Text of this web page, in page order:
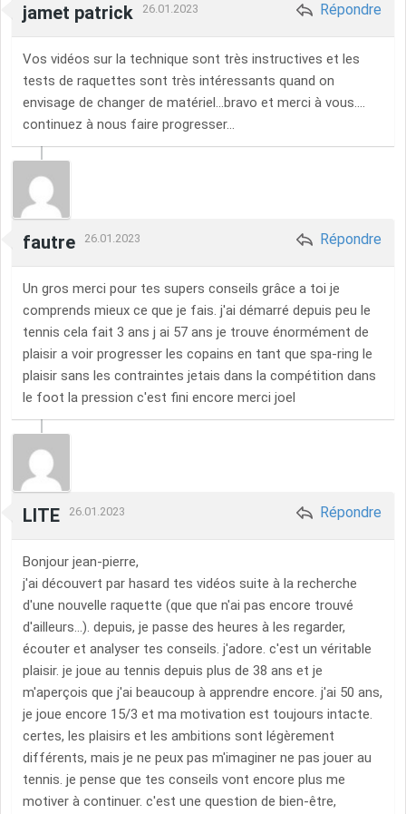
jamet patrick 26.01.2023 Répondre
Vos vidéos sur la technique sont très instructives et les
tests de raquettes sont très intéressants quand on
envisage de changer de matériel...bravo et merci à vous....
continuez à nous faire progresser...
fautre 26.01.2023 Répondre
Un gros merci pour tes supers conseils grâce a toi je
comprends mieux ce que je fais. j'ai démarré depuis peu le
tennis cela fait 3 ans j ai 57 ans je trouve énormément de
plaisir a voir progresser les copains en tant que spa-ring le
plaisir sans les contraintes jetais dans la compétition dans
le foot la pression c'est fini encore merci joel
LITE 26.01.2023 Répondre
Bonjour jean-pierre,
j'ai découvert par hasard tes vidéos suite à la recherche
d'une nouvelle raquette (que que n'ai pas encore trouvé
d'ailleurs...). depuis, je passe des heures à les regarder,
écouter et analyser tes conseils. j'adore. c'est un véritable
plaisir. je joue au tennis depuis plus de 38 ans et je
m'aperçois que j'ai beaucoup à apprendre encore. j'ai 50 ans,
je joue encore 15/3 et ma motivation est toujours intacte.
certes, les plaisirs et les ambitions sont légèrement
différents, mais je ne peux pas m'imaginer ne pas jouer au
tennis. je pense que tes conseils vont encore plus me
motiver à continuer. c'est une question de bien-être,